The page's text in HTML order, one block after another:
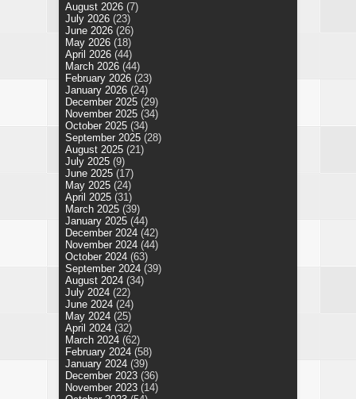
August 2026 (7)
July 2026 (23)
June 2026 (26)
May 2026 (18)
April 2026 (44)
March 2026 (44)
February 2026 (23)
January 2026 (24)
December 2025 (29)
November 2025 (34)
October 2025 (34)
September 2025 (28)
August 2025 (21)
July 2025 (9)
June 2025 (17)
May 2025 (24)
April 2025 (31)
March 2025 (39)
January 2025 (44)
December 2024 (42)
November 2024 (44)
October 2024 (63)
September 2024 (39)
August 2024 (34)
July 2024 (22)
June 2024 (24)
May 2024 (25)
April 2024 (32)
March 2024 (62)
February 2024 (58)
January 2024 (39)
December 2023 (36)
November 2023 (14)